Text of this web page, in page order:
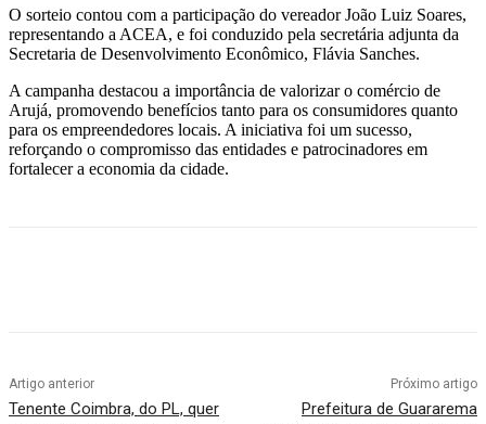
O sorteio contou com a participação do vereador João Luiz Soares,
representando a ACEA, e foi conduzido pela secretária adjunta da
Secretaria de Desenvolvimento Econômico, Flávia Sanches.
A campanha destacou a importância de valorizar o comércio de
Arujá, promovendo benefícios tanto para os consumidores quanto
para os empreendedores locais. A iniciativa foi um sucesso,
reforçando o compromisso das entidades e patrocinadores em
fortalecer a economia da cidade.
Artigo anterior
Tenente Coimbra, do PL, quer
Próximo artigo
Prefeitura de Guararema